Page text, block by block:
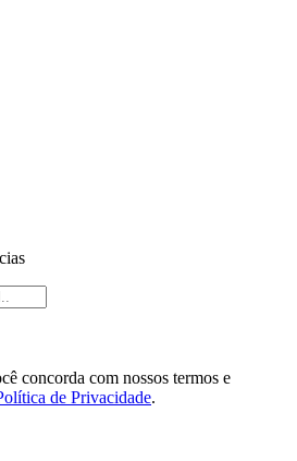
concorda com nossos termos e
de Privacidade.